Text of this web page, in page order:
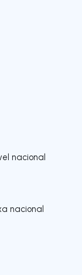
nacional
nacional